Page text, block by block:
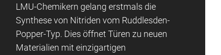
LMU-Chemikern gelang erstmals die
Synthese von Nitriden vom Ruddlesden-
Popper-Typ. Dies öffnet Türen zu neuen
Materialien mit einzigartigen